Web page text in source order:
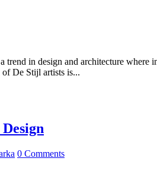
trend in design and architecture
De Stijl artists is...
0 Comments